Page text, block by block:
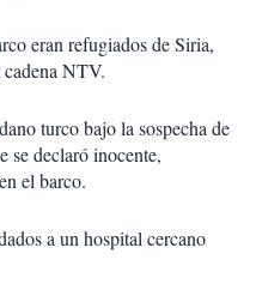
eran refugiados de Siria,
NTV.
turco bajo la sospecha de
se declaró inocente,
el barco.
a un hospital cercano